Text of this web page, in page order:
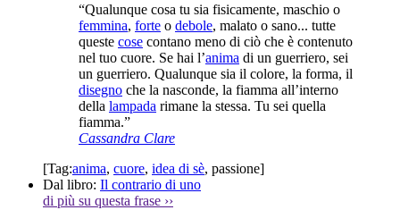
“Qualunque cosa tu sia fisicamente, maschio o
femmina, forte o debole, malato o sano... tutte
queste cose contano meno di ciò che è contenuto
nel tuo cuore. Se hai l’anima di un guerriero, sei
un guerriero. Qualunque sia il colore, la forma, il
disegno che la nasconde, la fiamma all’interno
della lampada rimane la stessa. Tu sei quella
fiamma.”
Cassandra Clare
[Tag:anima, cuore, idea di sè, passione]
Dal libro: Il contrario di uno
di più su questa frase ››